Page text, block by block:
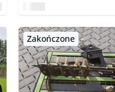
Zakończone